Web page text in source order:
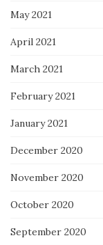
May 2021
April 2021
March 2021
February 2021
January 2021
December 2020
November 2020
October 2020
September 2020